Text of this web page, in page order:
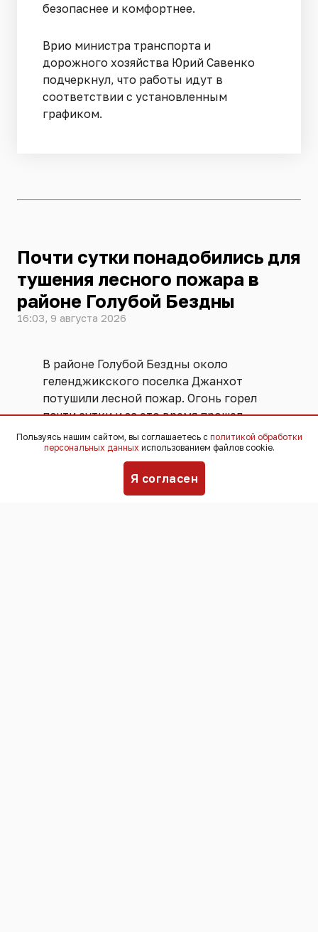
безопаснее и комфортнее.
Врио министра транспорта и
дорожного хозяйства Юрий Савенко
подчеркнул, что работы идут в
соответствии с установленным
графиком.
Почти сутки понадобились для
тушения лесного пожара в
районе Голубой Бездны
16:03, 9 августа 2026
В районе Голубой Бездны около
геленджикского поселка Джанхот
потушили лесной пожар. Огонь горел
почти сутки и за это время прошел
около 1,1 гектара.
Сообщение о возгорании под
Джанхотом поступило в краевой
Пользуясь нашим сайтом, вы соглашаетесь с политикой обработки
персональных данных использованием файлов cookie.
Я согласен